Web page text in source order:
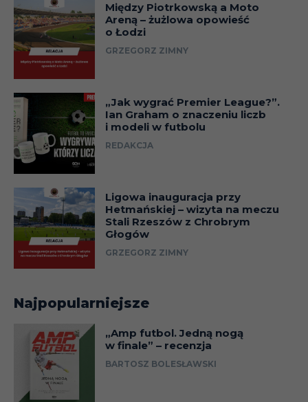
Między Piotrkowską a Moto
Areną – żużlowa opowieść
o Łodzi
GRZEGORZ ZIMNY
„Jak wygrać Premier League?”.
Ian Graham o znaczeniu liczb
i modeli w futbolu
REDAKCJA
Ligowa inauguracja przy
Hetmańskiej – wizyta na meczu
Stali Rzeszów z Chrobrym
Głogów
GRZEGORZ ZIMNY
Najpopularniejsze
„Amp futbol. Jedną nogą
w finale” – recenzja
BARTOSZ BOLESŁAWSKI